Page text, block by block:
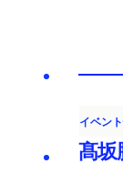
イベン
髙坂